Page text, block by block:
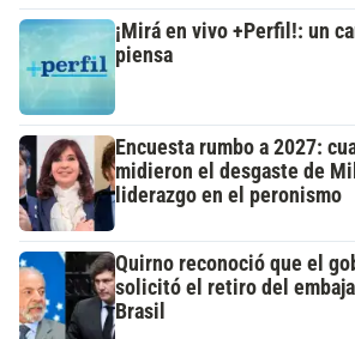
¡Mirá en vivo +Perfil!: un
piensa
Encuesta rumbo a 2027:
midieron el desgaste de
liderazgo en el peronismo
Quirno reconoció que el
solicitó el retiro del
Brasil